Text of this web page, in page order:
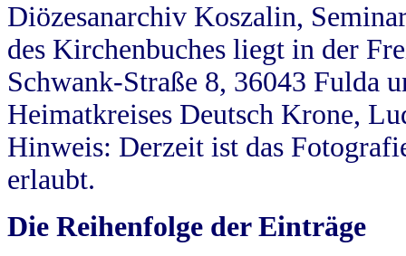
Diözesanarchiv Koszalin,
des Kirchenbuches liegt in der
Schwank-Straße 8, 36043 Fulda
Heimatkreises Deutsch Krone,
Hinweis: Derzeit ist das
erlaubt.
Die Reihenfolge der Einträge